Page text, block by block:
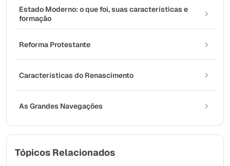
Estado Moderno: o que foi, suas características e
formação
Reforma Protestante
Características do Renascimento
As Grandes Navegações
Tópicos Relacionados